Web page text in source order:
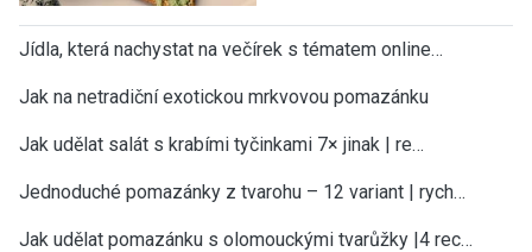
Jídla, která nachystat na večírek s tématem online…
Jak na netradiční exotickou mrkvovou pomazánku
Jak udělat salát s krabími tyčinkami 7× jinak | re…
Jednoduché pomazánky z tvarohu – 12 variant | rych…
Jak udělat pomazánku s olomouckými tvarůžky |4 rec…